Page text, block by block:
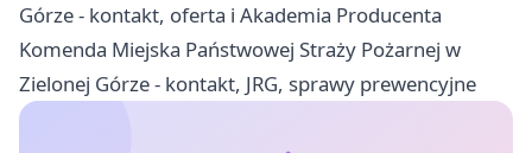
Górze - kontakt, oferta i Akademia Producenta
Komenda Miejska Państwowej Straży Pożarnej w
Zielonej Górze - kontakt, JRG, sprawy prewencyjne